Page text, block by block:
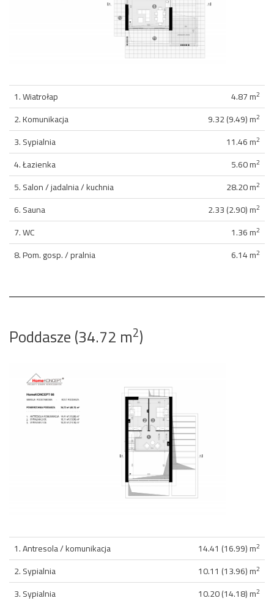
1. Wiatrołap 4.87 m2
2. Komunikacja 9.32 (9.49) m2
3. Sypialnia 11.46 m2
4. Łazienka 5.60 m2
5. Salon / jadalnia / kuchnia 28.20 m2
6. Sauna 2.33 (2.90) m2
7. WC 1.36 m2
8. Pom. gosp. / pralnia 6.14 m2
Poddasze (34.72 m2)
1. Antresola / komunikacja 14.41 (16.99) m2
2. Sypialnia 10.11 (13.96) m2
3. Sypialnia 10.20 (14.18) m2